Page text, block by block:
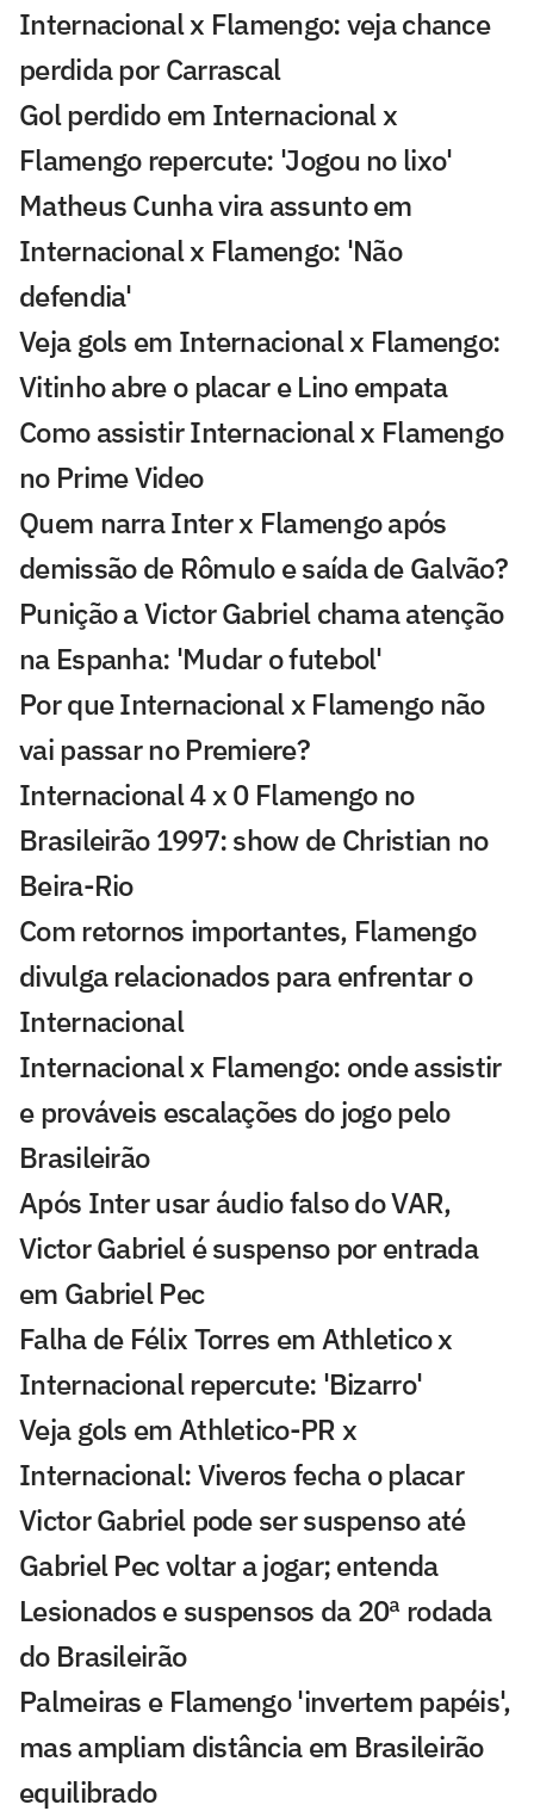
Internacional x Flamengo: veja chance
perdida por Carrascal
Gol perdido em Internacional x
Flamengo repercute: 'Jogou no lixo'
Matheus Cunha vira assunto em
Internacional x Flamengo: 'Não
defendia'
Veja gols em Internacional x Flamengo:
Vitinho abre o placar e Lino empata
Como assistir Internacional x Flamengo
no Prime Video
Quem narra Inter x Flamengo após
demissão de Rômulo e saída de Galvão?
Punição a Victor Gabriel chama atenção
na Espanha: 'Mudar o futebol'
Por que Internacional x Flamengo não
vai passar no Premiere?
Internacional 4 x 0 Flamengo no
Brasileirão 1997: show de Christian no
Beira-Rio
Com retornos importantes, Flamengo
divulga relacionados para enfrentar o
Internacional
Internacional x Flamengo: onde assistir
e prováveis escalações do jogo pelo
Brasileirão
Após Inter usar áudio falso do VAR,
Victor Gabriel é suspenso por entrada
em Gabriel Pec
Falha de Félix Torres em Athletico x
Internacional repercute: 'Bizarro'
Veja gols em Athletico-PR x
Internacional: Viveros fecha o placar
Victor Gabriel pode ser suspenso até
Gabriel Pec voltar a jogar; entenda
Lesionados e suspensos da 20ª rodada
do Brasileirão
Palmeiras e Flamengo 'invertem papéis',
mas ampliam distância em Brasileirão
equilibrado